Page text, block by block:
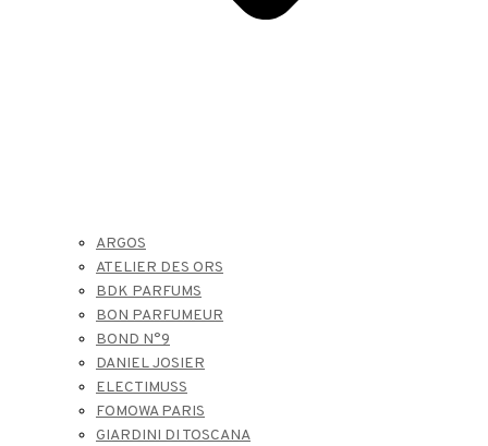
ARGOS
ATELIER DES ORS
BDK PARFUMS
BON PARFUMEUR
BOND N°9
DANIEL JOSIER
ELECTIMUSS
FOMOWA PARIS
GIARDINI DI TOSCANA